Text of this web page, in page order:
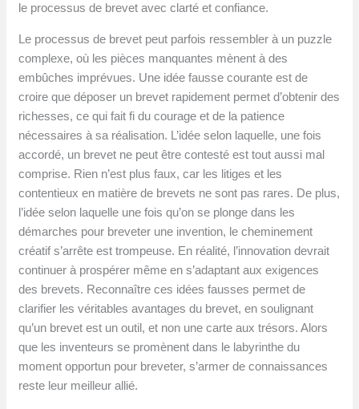
le processus de brevet avec clarté et confiance.
Le processus de brevet peut parfois ressembler à un puzzle
complexe, où les pièces manquantes mènent à des
embûches imprévues. Une idée fausse courante est de
croire que déposer un brevet rapidement permet d’obtenir des
richesses, ce qui fait fi du courage et de la patience
nécessaires à sa réalisation. L’idée selon laquelle, une fois
accordé, un brevet ne peut être contesté est tout aussi mal
comprise. Rien n’est plus faux, car les litiges et les
contentieux en matière de brevets ne sont pas rares. De plus,
l’idée selon laquelle une fois qu’on se plonge dans les
démarches pour breveter une invention, le cheminement
créatif s’arrête est trompeuse. En réalité, l’innovation devrait
continuer à prospérer même en s’adaptant aux exigences
des brevets. Reconnaître ces idées fausses permet de
clarifier les véritables avantages du brevet, en soulignant
qu’un brevet est un outil, et non une carte aux trésors. Alors
que les inventeurs se promènent dans le labyrinthe du
moment opportun pour breveter, s’armer de connaissances
reste leur meilleur allié.